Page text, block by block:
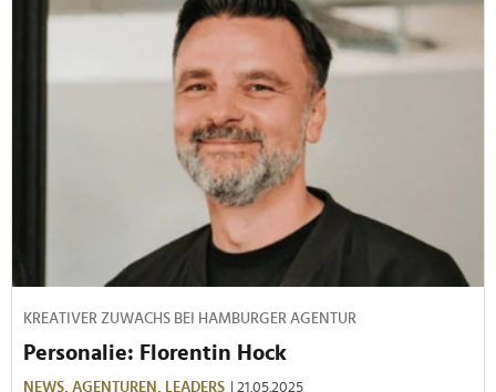
KREATIVER ZUWACHS BEI HAMBURGER AGENTUR
Personalie: Florentin Hock
NEWS, AGENTUREN, LEADERS | 21.05.2025